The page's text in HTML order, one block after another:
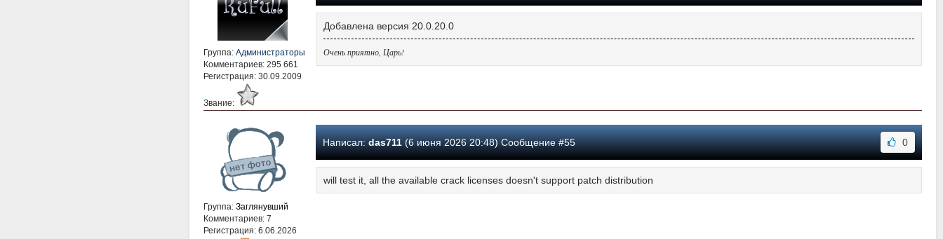
Группа: Администраторы
Комментариев: 295 661
Регистрация: 30.09.2009
Звание:
Добавлена версия 20.0.20.0
Очень приятно, Царь!
Группа: Заглянувший
Комментариев: 7
Регистрация: 6.06.2026
Написал: das711(6 июня 2026 20:48) Сообщение #55 0
will test it, all the available crack licenses doesn't support patch distribution